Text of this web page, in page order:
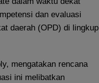
dan evaluasi
daerah (OPD) di lingkup
mengatakan rencana
ini melibatkan